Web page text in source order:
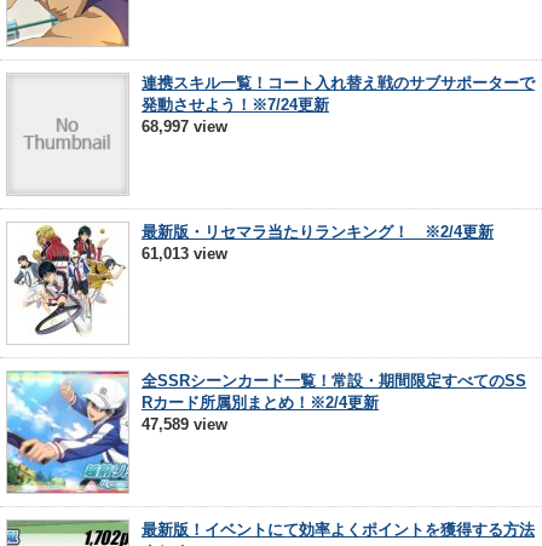
連携スキル一覧！コート入れ替え戦のサブサポーターで
発動させよう！※7/24更新
68,997 view
最新版・リセマラ当たりランキング！ ※2/4更新
61,013 view
全SSRシーンカード一覧！常設・期間限定すべてのSS
Rカード所属別まとめ！※2/4更新
47,589 view
最新版！イベントにて効率よくポイントを獲得する方法